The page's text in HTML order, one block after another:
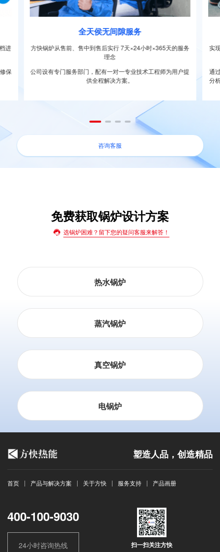
进
保
全天侯无间隙服务
方快锅炉从售前、售中到售后实行 7天×24小时×365天的服务
理念
公司设有专门服务部门，配有一对一专业技术工程师为用户提
供全程解决方案。
实
通
分
咨询客服
免费获取锅炉设计方案
选锅炉困难？留下您的疑问客服来解答！
热水锅炉
蒸汽锅炉
真空锅炉
电锅炉
塑造人品，创造精品
首页 产品与解决方案 关于方快 服务支持 产品画册
400-100-9030
24小时咨询热线 扫一扫关注方快